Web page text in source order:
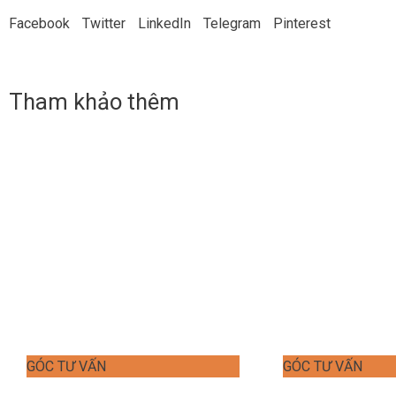
Facebook Twitter LinkedIn Telegram Pinterest
Tham khảo thêm
GÓC TƯ VẤN GÓC TƯ VẤN